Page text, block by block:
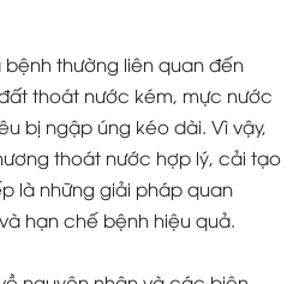
thường liên quan đến
thoát nước kém, mực nước
bị ngập úng kéo dài. Vì vậy,
thoát nước hợp lý, cải tạo
là những giải pháp quan
hạn chế bệnh hiệu quả.